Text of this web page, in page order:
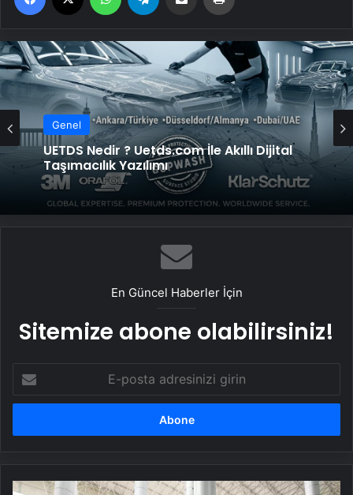
Genel
UETDS Nedir ? Uetds.com İle Akıllı Dijital
Taşımacılık Yazılımı
Genel
Vira Assistance’tan Türkiye Genelinde
En Güncel Haberler İçin
Sitemize abone olabilirsiniz!
posta
adresinizi
Türk